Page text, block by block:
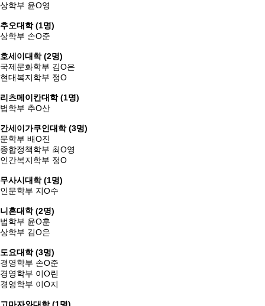
상학부 윤O영
추오대학 (1명)
상학부 손O준
호세이대학 (2명)
국제문화학부 김O은
현대복지학부 정O
리츠메이칸대학 (1명)
법학부 추O산
간세이가쿠인대학 (3명)
문학부 배O진
종합정책학부 최O영
인간복지학부 정O
무사시대학 (1명)
인문학부 지O수
니혼대학 (2명)
법학부 윤O훈
상학부 김O은
도요대학 (3명)
경영학부 손O준
경영학부 이O린
경영학부 이O지